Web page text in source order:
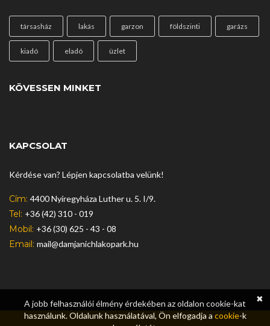
társasház lakás garzon földszinti garázs
kiadó eladó üzlet
KÖVESSEN MINKET
KAPCSOLAT
Kérdése van? Lépjen kapcsolatba velünk!
Cím: 4400 Nyíregyháza Luther u. 5. I/9.
Tel: +36 (42) 310 - 019
Mobil: +36 (30) 625 - 43 - 08
Email: mail@damjanichlakopark.hu
A jobb felhasználói élmény érdekében az oldalon cookie-kat
használunk. Oldalunk használatával, Ön elfogadja a cookie-k
✖